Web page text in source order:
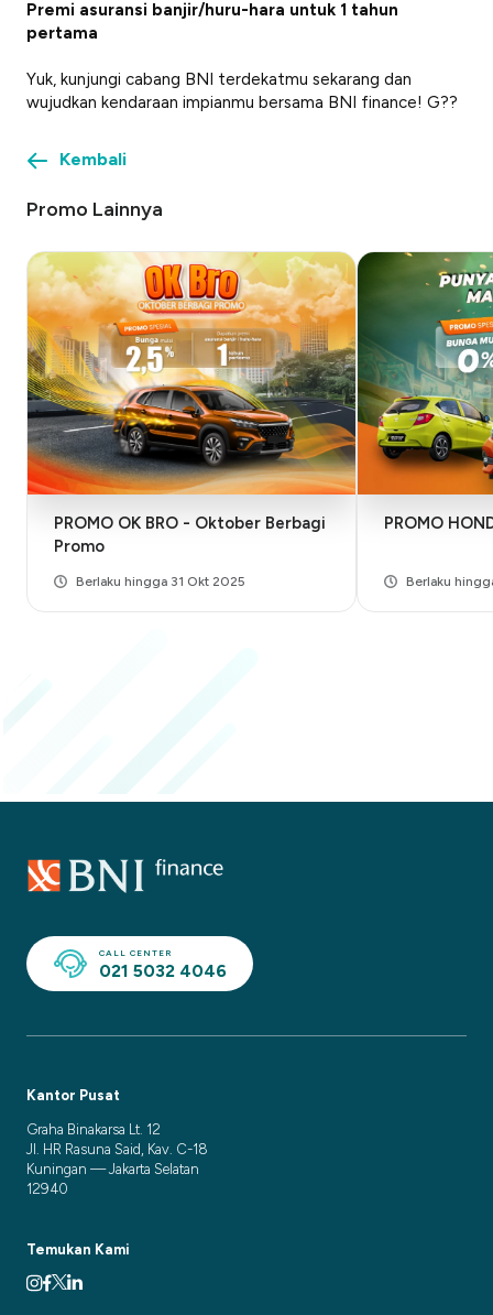
Premi asuransi banjir/huru-hara untuk 1 tahun
pertama
Yuk, kunjungi cabang BNI terdekatmu sekarang dan
wujudkan kendaraan impianmu bersama BNI finance! G??
Kembali
Promo Lainnya
PROMO OK BRO - Oktober Berbagi
Promo
Berlaku hingga 31 Okt 2025
PROMO
Berlaku
CALL CENTER
021 5032 4046
Kantor Pusat
Graha Binakarsa Lt. 12
Jl. HR Rasuna Said, Kav. C-18
Kuningan — Jakarta Selatan
12940
Temukan Kami